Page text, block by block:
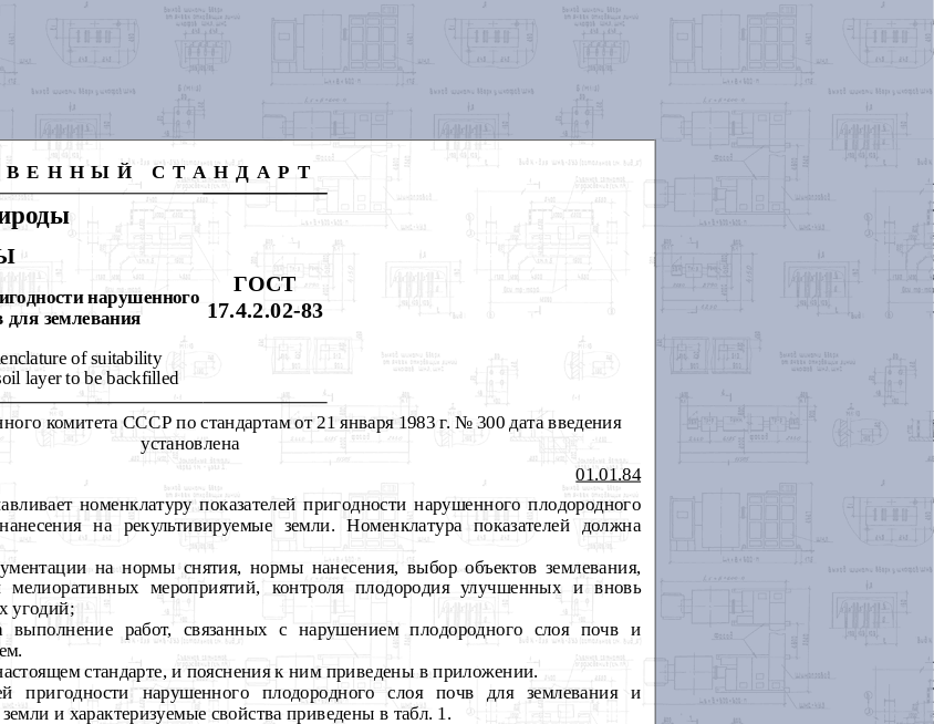
СТАH ДАРТ
ГОСТ
17.4.2.02-83
нарушенного
для землевания
of suitability
layer to be backfilled
комитета СССР по стандартам от 21 января 1983 г. № 300 дата введения
установлена
01.01.84
номенклатуру показателей пригодности нарушенного плодородного
на рекультивируемые земли. Номенклатура показателей должна
на нормы снятия, нормы нанесения, выбор объектов землевания,
мелиоративных мероприятий, контроля плодородия улучшенных и вновь
угодий;
выполнение работ, связанных с нарушением плодородного слоя почв и
стандарте, и пояснения к ним приведены в приложении.
пригодности нарушенного плодородного слоя почв для землевания и
и характеризуемые свойства приведены в табл. 1.